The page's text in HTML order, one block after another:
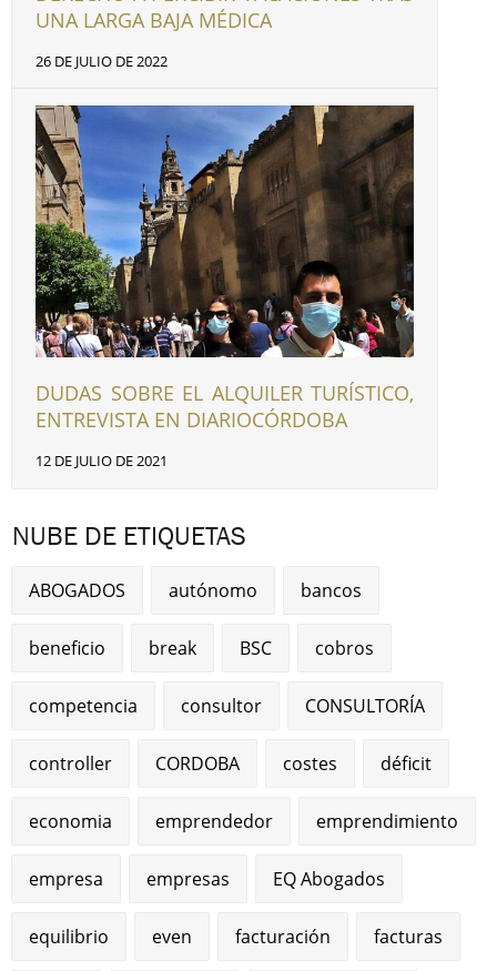
UNA LARGA BAJA MÉDICA
26 DE JULIO DE 2022
DUDAS SOBRE EL ALQUILER TURÍSTICO,
ENTREVISTA EN DIARIOCÓRDOBA
12 DE JULIO DE 2021
NUBE DE ETIQUETAS
ABOGADOS autónomo bancos
beneficio break BSC cobros
competencia consultor CONSULTORÍA
controller CORDOBA costes déficit
economia emprendedor emprendimiento
empresa empresas EQ Abogados
equilibrio even facturación facturas